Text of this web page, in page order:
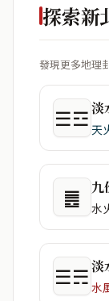
探索新
發現更多地理
☰☲淡
天
䷌ 九
水
☰☴淡
水